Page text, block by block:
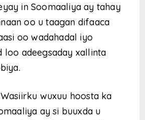
in Soomaaliya ay tahay
oo u taagan difaaca
oo wadahadal iyo
loo adeegsaday xallinta
wuxuu hoosta ka
ay si buuxda u